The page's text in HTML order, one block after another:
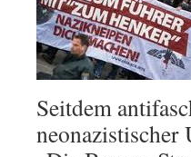
Seitdem
neonazistischer